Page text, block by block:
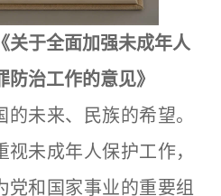
关于全面加强未成年人
治工作的意见》
未来、民族的希望。
未成年人保护工作，
党和国家事业的重要组